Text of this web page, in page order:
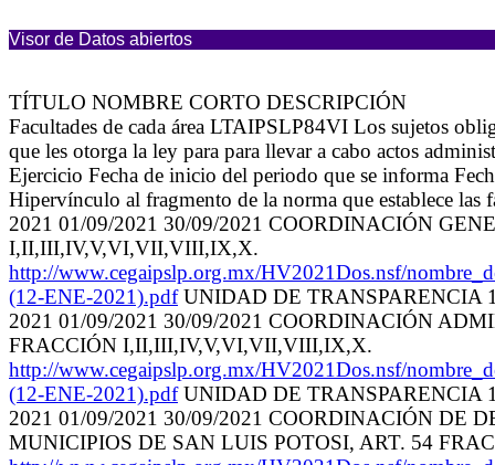
Visor de Datos abiertos
TÍTULO NOMBRE CORTO DESCRIPCIÓN
Facultades de cada área LTAIPSLP84VI Los sujetos
que les otorga la ley para para llevar a cabo actos
Ejercicio Fecha de inicio del periodo que se informa
Hipervínculo al fragmento de la norma que establece las
2021 01/09/2021 30/09/2021 COORDINACIÓN
I,II,III,IV,V,VI,VII,VIII,IX,X.
http://www.cegaipslp.org.mx/HV2021Dos.nsf/
(12-ENE-2021).pdfUNIDAD DE TRANSPARENCIA
2021 01/09/2021 30/09/2021 COORDINACIÓN
FRACCIÓN I,II,III,IV,V,VI,VII,VIII,IX,X.
http://www.cegaipslp.org.mx/HV2021Dos.nsf/
(12-ENE-2021).pdfUNIDAD DE TRANSPARENCIA
2021 01/09/2021 30/09/2021 COORDINACIÓN DE
MUNICIPIOS DE SAN LUIS POTOSI, ART. 54